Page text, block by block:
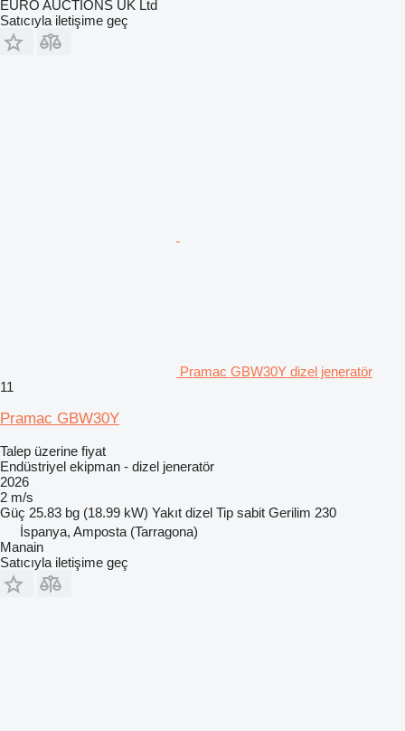
EURO AUCTIONS UK Ltd
Satıcıyla iletişime geç
Pramac GBW30Y dizel jeneratör
11
Pramac GBW30Y
Talep üzerine fiyat
Endüstriyel ekipman - dizel jeneratör
2026
2 m/s
Güç 25.83 bg (18.99 kW) Yakıt dizel Tip sabit Gerilim 230
İspanya, Amposta (Tarragona)
Manain
Satıcıyla iletişime geç